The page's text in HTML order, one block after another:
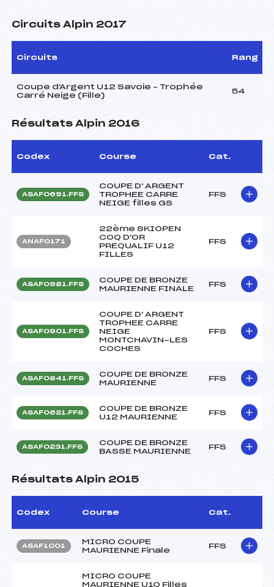
Circuits Alpin 2017
Circuits Rang
Coupe d'Argent U12 Savoie – Trophée
Carré Neige (Fille)
54
Résultats Alpin 2016
Codex Course Cat.
ASAF0691.FFS
COUPE D' ARGENT
TROPHEE CARRE
NEIGE filles GS
FFS
ANAF0171
22ème SKIOPEN
COQ D'OR
PREQUALIF U12
FILLES
FFS
ASAF0981.FFS
COUPE DE BRONZE
MAURIENNE FINALE
FFS
ASAF0901.FFS
COUPE D' ARGENT
TROPHEE CARRE
NEIGE
MONTCHAVIN-LES
COCHES
FFS
ASAF0841.FFS
COUPE DE BRONZE
MAURIENNE
FFS
ASAF0621.FFS
COUPE DE BRONZE
U12 MAURIENNE
FFS
ASAF0231.FFS
COUPE DE BRONZE
BASSE MAURIENNE
FFS
Résultats Alpin 2015
Codex Course Cat.
ASAF1001
MICRO COUPE
MAURIENNE Finale
FFS
MICRO COUPE
MAURIENNE U10 Filles